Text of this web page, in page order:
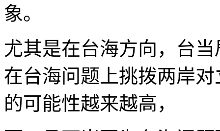
象。
尤其是在台海方向，台
在台海问题上挑拨两岸
的可能性越来越高，